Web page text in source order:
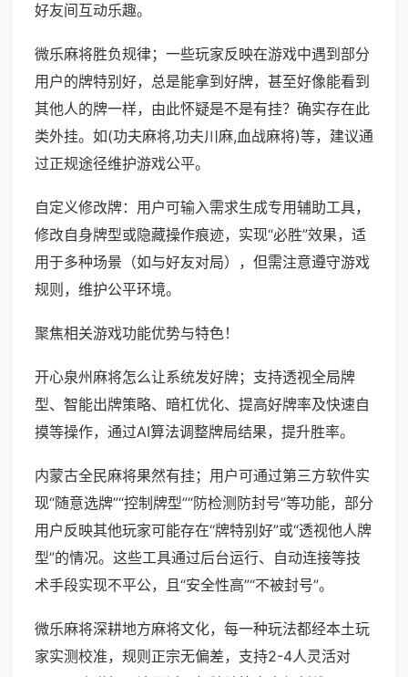
好友间互动乐趣。
微乐麻将胜负规律；一些玩家反映在游戏中遇到部分
用户的牌特别好，总是能拿到好牌，甚至好像能看到
其他人的牌一样，由此怀疑是不是有挂？确实存在此
类外挂。如(功夫麻将,功夫川麻,血战麻将)等，建议通
过正规途径维护游戏公平。
自定义修改牌：用户可输入需求生成专用辅助工具，
修改自身牌型或隐藏操作痕迹，实现“必胜”效果，适
用于多种场景（如与好友对局），但需注意遵守游戏
规则，维护公平环境。
聚焦相关游戏功能优势与特色！
开心泉州麻将怎么让系统发好牌；支持透视全局牌
型、智能出牌策略、暗杠优化、提高好牌率及快速自
摸等操作，通过AI算法调整牌局结果，提升胜率。
内蒙古全民麻将果然有挂；用户可通过第三方软件实
现“随意选牌”“控制牌型”“防检测防封号”等功能，部分
用户反映其他玩家可能存在“牌特别好”或“透视他人牌
型”的情况。这些工具通过后台运行、自动连接等技
术手段实现不平公，且“安全性高”“不被封号”。
微乐麻将深耕地方麻将文化，每一种玩法都经本土玩
家实测校准，规则正宗无偏差，支持2-4人灵活对